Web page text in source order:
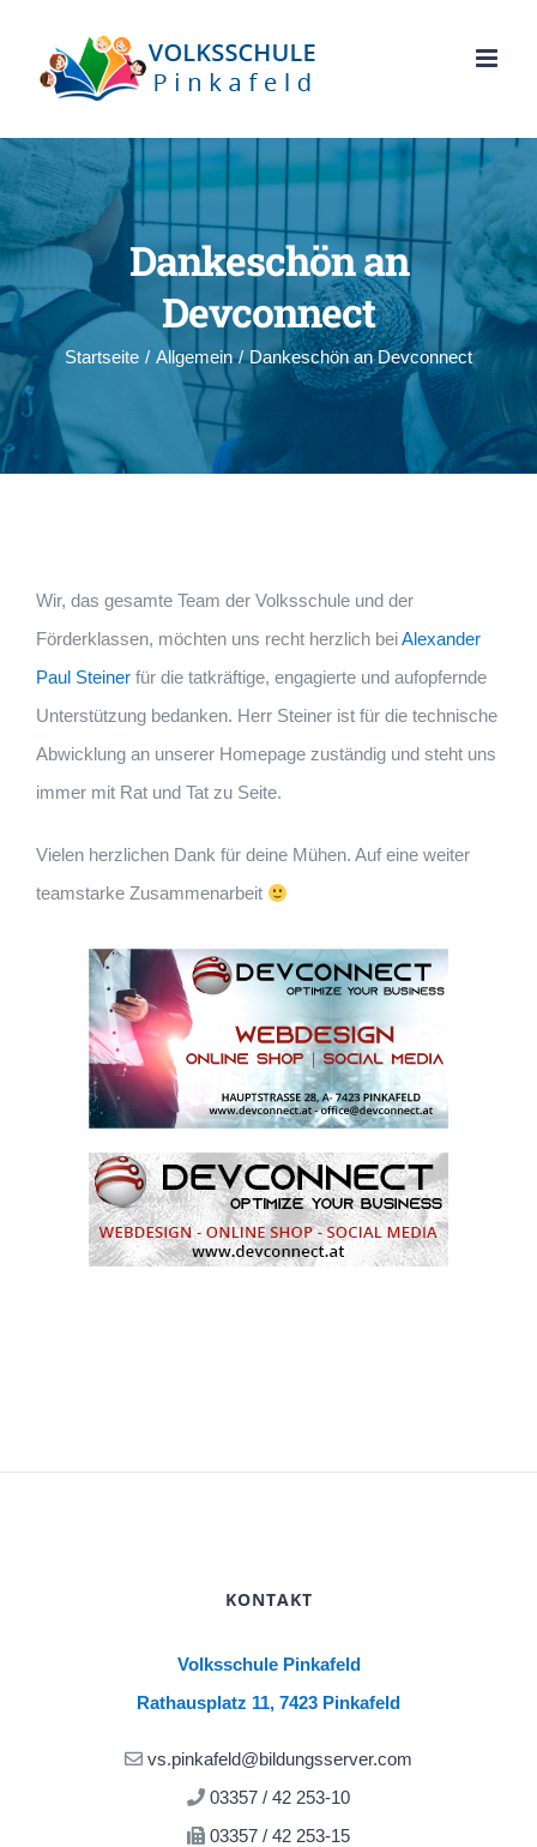
springen
Dankeschön an
Devconnect
Startseite / Allgemein / Dankeschön an Devconnect
Wir, das gesamte Team der Volksschule und der
Förderklassen, möchten uns recht herzlich beiAlexander
Paul Steinerfür die tatkräftige, engagierte und aufopfernde
Unterstützung bedanken. Herr Steiner ist für die technische
Abwicklung an unserer Homepage zuständig und steht uns
immer mit Rat und Tat zu Seite.
Vielen herzlichen Dank für deine Mühen. Auf eine weiter
teamstarke Zusammenarbeit
KONTAKT
Volksschule Pinkafeld
Rathausplatz 11, 7423 Pinkafeld
vs.pinkafeld@bildungsserver.com
03357 / 42 253-10
03357 / 42 253-15